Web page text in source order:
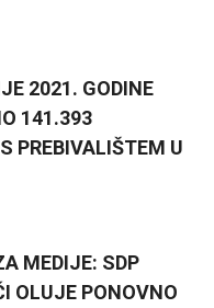
2021. GODINE
141.393
PREBIVALIŠTEM U
MEDIJE: SDP
OLUJE PONOVNO